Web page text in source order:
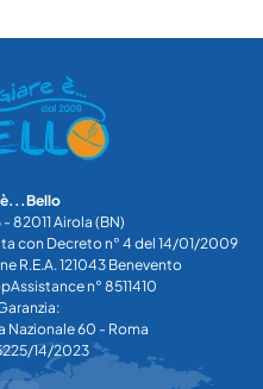
82011 Airola (BN)
con Decreto n° 4 del 14/01/2009
R.E.A. 121043 Benevento
n° 8511410
Nazionale 60 - Roma
14/2023